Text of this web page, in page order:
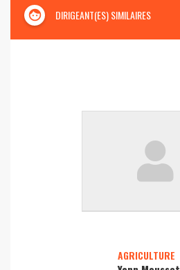
face DIRIGEANT(ES) SIMILAIRES
AGRICULTURE